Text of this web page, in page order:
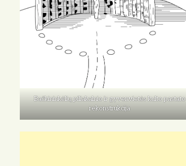
Bačkininkėlių piliakalnio ir gyvenvietės kulto pastato
rekonstrukcija